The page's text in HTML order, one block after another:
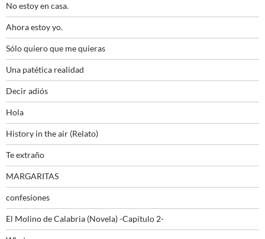
No estoy en casa.
Ahora estoy yo.
Sólo quiero que me quieras
Una patética realidad
Decir adiós
Hola
History in the air (Relato)
Te extraño
MARGARITAS
confesiones
El Molino de Calabria (Novela) -Capítulo 2-